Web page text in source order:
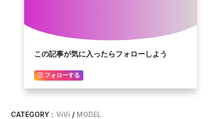
この記事が気に入ったらフォローしよう
フォローする
CATEGORY : ViVi MODEL